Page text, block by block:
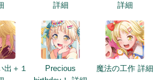
詳細
詳細
出＋１
Precious
魔法の工作 詳細